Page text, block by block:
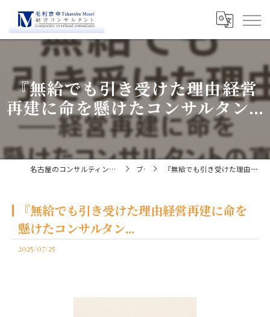
『無給でも引き受けた理由――経営
再建に命を懸けたコンサルタン...
名古屋のコンサルティングなら経営コンサルタント毛利京申 ブログ 『無給でも引き受けた理由――経営再建に命を懸けたコンサルタン...
『無給でも引き受けた理由――経営再建に命を
懸けたコンサルタン...
2025/07/25